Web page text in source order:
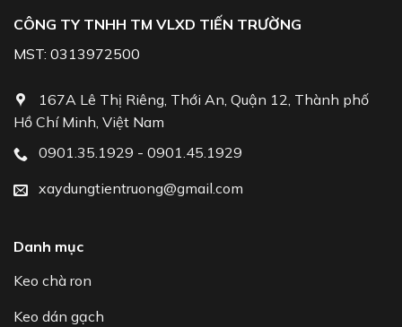
CÔNG TY TNHH TM VLXD TIẾN TRƯỜNG
MST: 0313972500
167A Lê Thị Riêng, Thới An, Quận 12, Thành phố
Hồ Chí Minh, Việt Nam
0901.35.1929 - 0901.45.1929
xaydungtientruong@gmail.com
Danh mục
Keo chà ron
Keo dán gạch